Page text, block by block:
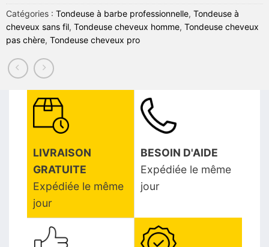
Catégories : Tondeuse à barbe professionnelle, Tondeuse à
cheveux sans fil, Tondeuse cheveux homme, Tondeuse cheveux
pas chère, Tondeuse cheveux pro
LIVRAISON
GRATUITE
Expédiée le même
jour
BESOIN D'AIDE
Expédiée le même
jour